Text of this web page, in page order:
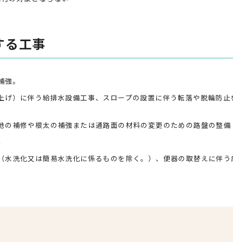
る工事
。
）に伴う給排水設備工事、スロープの設置に伴う転落や脱輪防
補修や根太の補強または通路面の材料の変更のための路盤の整備
洗化又は簡易水洗化に係るものを除く。）、便器の取替えに伴う